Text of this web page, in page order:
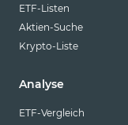
ETF-Listen
Aktien-Suche
Krypto-Liste
Analyse
ETF-Vergleich